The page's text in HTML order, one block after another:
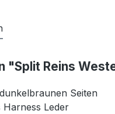
"Split Reins
Seiten
Harness Leder